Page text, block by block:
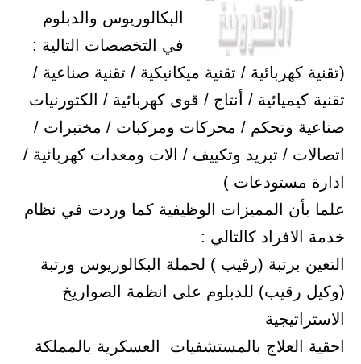
البكالوريوس والدبلوم
في التخصصات التالية :
(تقنية كهربائية / تقنية ميكانيكية ​/ تقنية صناعية /
تقنية كيميائية / أنتاج ​/ قوى كهربائية / الكتورنيات
صناعية وتحكم / محركات ومركبات / مختبرات /
اتصالات / تبريد وتكييف / الات ومعدات كهربائية /
ادارة مستودعات )
علما بأن المميزات الوظيفية كما وردت في نظام
خدمة الافراد كالتالي :
التعين برتبة (رقيب ) لحملة البكالوريوس ورتبة
(وكيل رقيب) للدبلوم على انظمة الصواريخ
الاستراتيجية
احقية العلاج بالمستشفيات العسكرية بالمملكة